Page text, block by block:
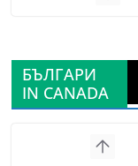
БЪЛГАРИ
IN CANADA